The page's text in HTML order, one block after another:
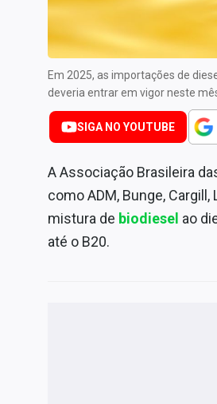
Marketing
Tecnologia
Conteúdo de Marca
Expediente
Em 2025, as importações de
deveria entrar em vigor neste
SIGA NO YOUTUBE
A Associação Brasileira
como ADM, Bunge,
mistura de biodiesel ao
até o B20.